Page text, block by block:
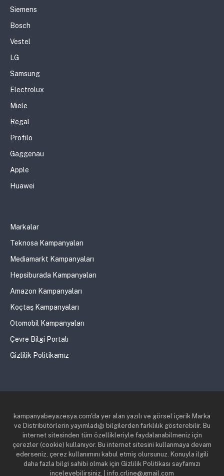
Siemens
Bosch
Vestel
LG
Samsung
Electrolux
Miele
Regal
Profilo
Gaggenau
Apple
Huawei
Markalar
Teknosa Kampanyaları
Mediamarkt Kampanyaları
Hepsiburada Kampanyaları
Amazon Kampanyaları
Koçtaş Kampanyaları
Otomobil Kampanyaları
Çevre Bilgi Portalı
Gizlilik Politikamız
kampanyabeyazesya.com'da yer alan yazılı ve görsel içerik Marka
ve Distribütörlerin yayımladığı bilgilerden farklılık gösterebilir. Bu
internet sitesinden tüm özellikleriyle faydalanabilmeniz için
çerezler (cookie) kullanıyor. Bu internet sitesini kullanmaya devam
ederseniz, çerez kullanımını kabul etmiş olursunuz. Konuyla ilgili
daha fazla bilgi sahibi olmak için Gizlilik Politikası sayfamızı
inceleyebilirsiniz. | info.crline@gmail.com